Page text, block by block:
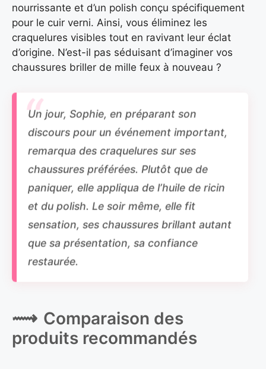
nourrissante et d’un polish conçu spécifiquement
pour le cuir verni. Ainsi, vous éliminez les
craquelures visibles tout en ravivant leur éclat
d’origine. N’est-il pas séduisant d’imaginer vos
chaussures briller de mille feux à nouveau ?
Un jour, Sophie, en préparant son
discours pour un événement important,
remarqua des craquelures sur ses
chaussures préférées. Plutôt que de
paniquer, elle appliqua de l’huile de ricin
et du polish. Le soir même, elle fit
sensation, ses chaussures brillant autant
que sa présentation, sa confiance
restaurée.
Comparaison des
produits recommandés